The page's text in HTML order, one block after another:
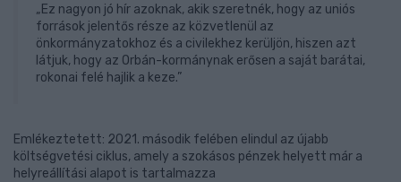
„Ez nagyon jó hír azoknak, akik szeretnék, hogy az uniós
források jelentős része az közvetlenül az
önkormányzatokhoz és a civilekhez kerüljön, hiszen azt
látjuk, hogy az Orbán-kormánynak erősen a saját barátai,
rokonai felé hajlik a keze.”
Emlékeztetett: 2021. második felében elindul az újabb
költségvetési ciklus, amely a szokásos pénzek helyett már a
helyreállítási alapot is tartalmazza